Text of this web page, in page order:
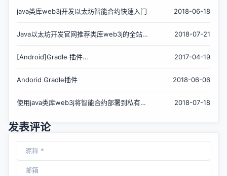
java类库web3j开发以太坊智能合约快速入门 2018-06-18
Java以太坊开发官网推荐类库web3j的全站中
2018-07-21
[Android]Gradle 插件
方法）
2017-04-19
Andorid Gradle插件 2018-06-06
使用java类库web3j将智能合约部署到私有链
2018-07-18
发表评论